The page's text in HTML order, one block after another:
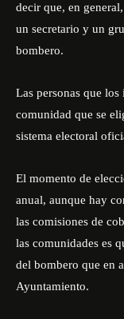
decir que, en
un secretario y un
bombero.
Las personas que
comunidad que se
sistema electoral
El momento de
anual, aunque hay
las comisiones de
las comunidades es
del bombero que en
Ayuntamiento.